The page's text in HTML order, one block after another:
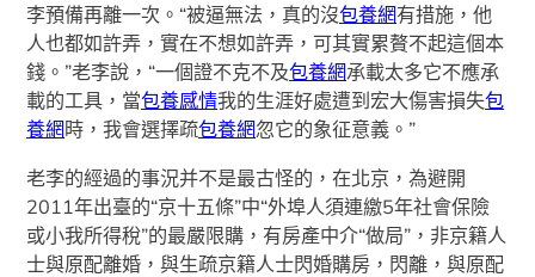
李預備再離一次。“被逼無法，真的沒包養網有措施，他
人也都如許弄，實在不想如許弄，可其實累贅不起這個本
錢。”老李說，“一個證不克不及包養網承載太多它不應承
載的工具，當包養感情我的生涯好處遭到宏大傷害損失包
養網 時，我會選擇疏包養網忽它的象征意義。”
老李的經過的事況并不是最古怪的，在北京，為避開
2011年出臺的“京十五條”中“外埠人須連繳5年社會保險
或小我所得稅”的最嚴限購，有房產中介“做局”，非京籍人
士與原配離婚，與生疏京籍人士閃婚購房，閃離，與原配